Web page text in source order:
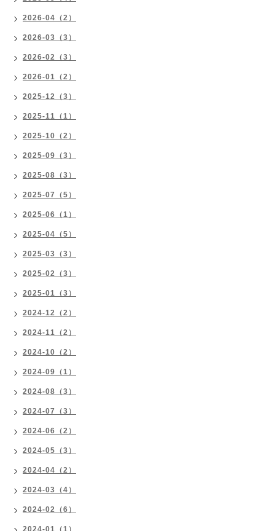
2026-04（2）
2026-03（3）
2026-02（3）
2026-01（2）
2025-12（3）
2025-11（1）
2025-10（2）
2025-09（3）
2025-08（3）
2025-07（5）
2025-06（1）
2025-04（5）
2025-03（3）
2025-02（3）
2025-01（3）
2024-12（2）
2024-11（2）
2024-10（2）
2024-09（1）
2024-08（3）
2024-07（3）
2024-06（2）
2024-05（3）
2024-04（2）
2024-03（4）
2024-02（6）
2024-01（1）